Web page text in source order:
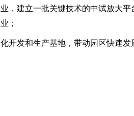
，建立一批关键技术的中试放大平
；
开发和生产基地，带动园区快速发